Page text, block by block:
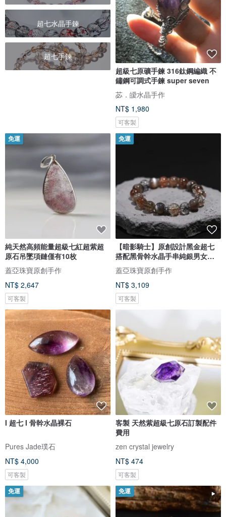
超七水晶手鍊
超七手鍊
超級七原礦手鍊 316鈦鋼編織 不
鏽鋼可調式手鍊 super seven
苾．皧水晶手作
NT$ 1,980
可客製
免運
純天然高頻能量超級七紅超紫超
原石吊墜項鏈僅有10枚
蓋亞珠寶原創手作
NT$ 2,647
可客製
免運
【暗影騎士】原創設計黑金超七
搭配黑骨幹水晶手串純銀男女禮
物
蓋亞珠寶原創手作
NT$ 3,109
可客製
I 超七 I 骨幹水晶裸石
Pures Jade璞石
NT$ 4,000
可客製
客製 天然紫超級七原石訂製配件
費用
zen crystal jewelry
NT$ 474
可客製
免運 免運